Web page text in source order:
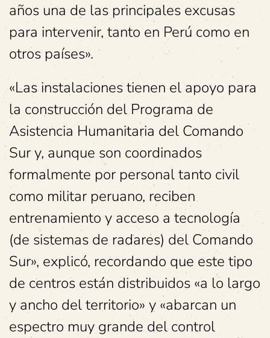
años una de las principales excusas
para intervenir, tanto en Perú como en
otros países».
«Las instalaciones tienen el apoyo para
la construcción del Programa de
Asistencia Humanitaria del Comando
Sur y, aunque son coordinados
formalmente por personal tanto civil
como militar peruano, reciben
entrenamiento y acceso a tecnología
(de sistemas de radares) del Comando
Sur», explicó, recordando que este tipo
de centros están distribuidos «a lo largo
y ancho del territorio» y «abarcan un
espectro muy grande del control